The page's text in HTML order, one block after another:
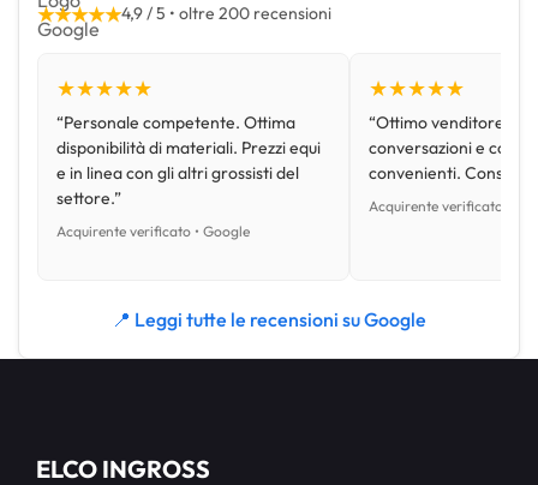
★★★★★4,9 / 5 • oltre 200 recensioni
★★★★★
“Personale competente. Ottima
disponibilità di materiali. Prezzi equi
e in linea con gli altri grossisti del
settore.”
Acquirente verificato • Google
★★★★★
“Ottimo venditore,
conversazioni e con
convenienti.
Acquirente verificato •
📍 Leggi tutte le recensioni su Google
ELCO INGROSS